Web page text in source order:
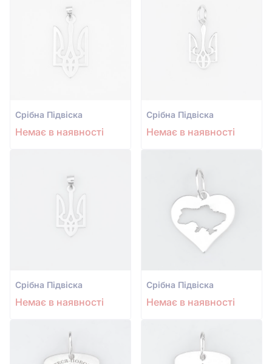
Срiбна Підвіска
Немає в наявності
Срiбна Підвіска
Немає в наявності
Срiбна Підвіска
Немає в наявності
Срiбна Підвіска
Немає в наявності